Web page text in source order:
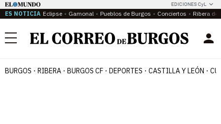
EDICIONES CyL
ES NOTICIA Eclipse Gamonal Pueblos de Burgos Conciertos Ribera del
Menú
BURGOS RIBERA BURGOS CF DEPORTES CASTILLA Y LEÓN